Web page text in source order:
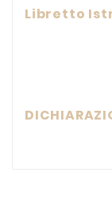
Libretto